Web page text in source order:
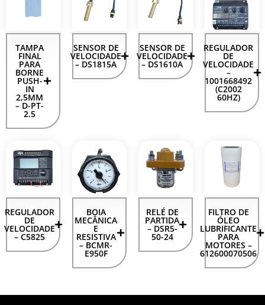
TAMPA
FINAL
PARA
BORNE
PUSH-
IN
2,5MM
– D-PT-
2.5
SENSOR DE
VELOCIDADE
– DS1815A
SENSOR DE
VELOCIDADE
– DS1610A
REGULADOR
DE
VELOCIDADE
–
1001668492
(C2002
60HZ)
REGULADOR
DE
VELOCIDADE
– C5825
BOIA
MECÂNICA
E
RESISTIVA
– BCMR-
E950F
RELÉ DE
PARTIDA
– DSR5-
50-24
FILTRO DE
ÓLEO
LUBRIFICANTE
PARA
MOTORES –
612600070506